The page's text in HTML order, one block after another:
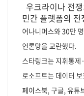
우크라이나 전
민간 플랫폼의
어나니머스와 30만
언론망을 교란했다.
스타링크는 지휘통제
로소프트는 데이터
페이스북, 구글, 유튜